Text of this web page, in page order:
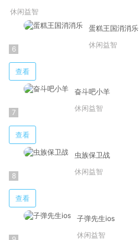
休闲益智
蛋糕王国消消乐
休闲益智
查看
奋斗吧小羊
休闲益智
查看
虫族保卫战
休闲益智
查看
子弹先生ios
休闲益智